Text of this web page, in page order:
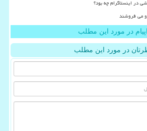
در اینستاگرام چه بود؟
می فروشند
در مورد این مطلب
در مورد این مطلب